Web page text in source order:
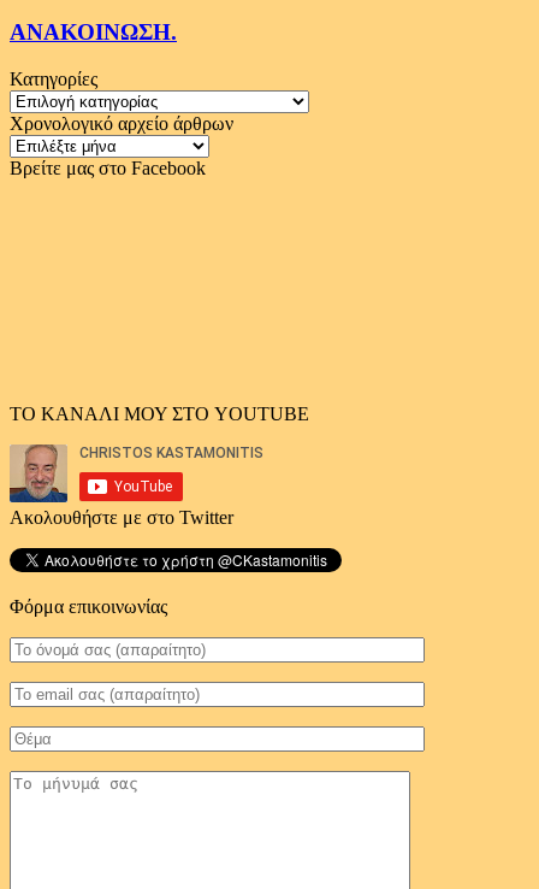
ΑΝΑΚΟΙΝΩΣΗ.
Κατηγορίες
Κατηγορίες
Χρονολογικό αρχείο άρθρων
Χρονολογικό
αρχείο
Βρείτε μας στο Facebook
ΤΟ ΚΑΝΑΛΙ ΜΟΥ ΣΤΟ YOUTUBE
Ακολουθήστε με στο Twitter
Φόρμα επικοινωνίας